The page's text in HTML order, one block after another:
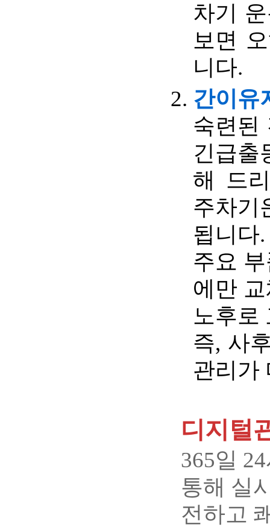
차기
보면
니다.
간이유
숙련된
긴급
해 드
주차기
됩니다.
주요
에만
노후로
즉, 사
관리가
디지털
365일
통해 실
전하고